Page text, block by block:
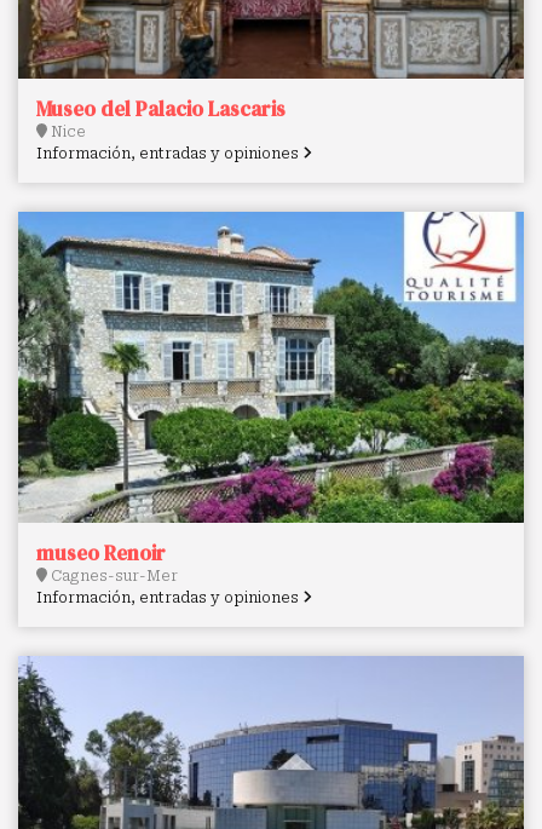
Museo del Palacio Lascaris
Nice
Información, entradas y opiniones
museo Renoir
Cagnes-sur-Mer
Información, entradas y opiniones